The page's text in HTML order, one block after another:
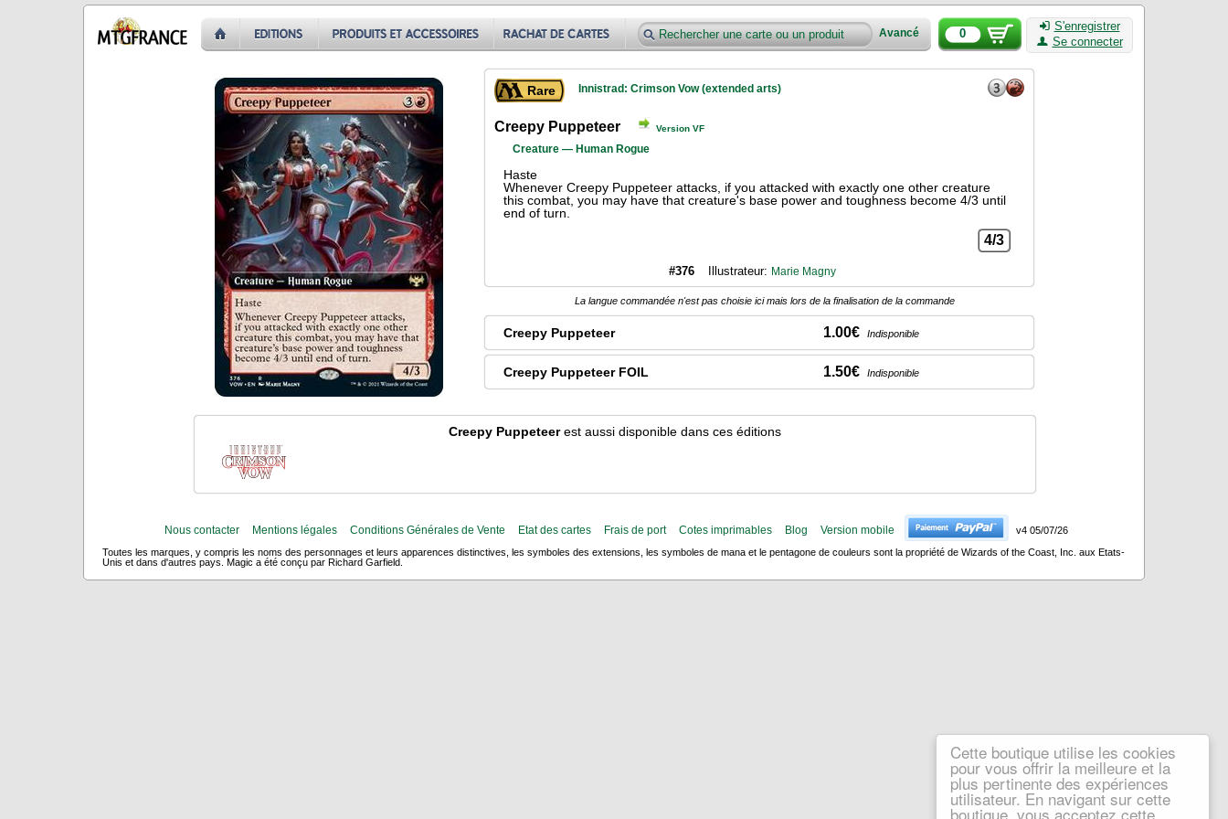
Cette boutique utilise les cookies
pour vous offrir la meilleure et la
plus pertinente des expériences
utilisateur. En navigant sur cette
boutique, vous acceptez cette
Avancé 0
S'enregistrer
Se connecter
Rare Innistrad: Crimson Vow (extended arts)
Creepy Puppeteer Version VF
Creature — Human Rogue
Haste
Whenever Creepy Puppeteer attacks, if you attacked with exactly one other creature
this combat, you may have that creature's base power and toughness become 4/3 until
end of turn.
4/3
#376 Illustrateur: Marie Magny
La langue commandée n'est pas choisie ici mais lors de la finalisation de la commande
Creepy Puppeteer 1.00€ Indisponible
Creepy Puppeteer FOIL 1.50€ Indisponible
Creepy Puppeteerest aussi disponible dans ces éditions
Nous contacter Mentions légales Conditions Générales de Vente Etat des cartes Frais de port Cotes imprimables Blog Version mobile
v4 05/07/26
Toutes les marques, y compris les noms des personnages et leurs apparences distinctives, les symboles des extensions, les symboles de mana et le pentagone de couleurs sont la propriété de Wizards of the Coast, Inc. aux Etats-
Unis et dans d'autres pays. Magic a été conçu par Richard Garfield.